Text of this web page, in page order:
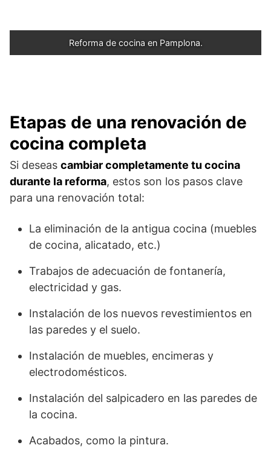
Reforma de cocina en Pamplona.
Etapas de una renovación de
cocina completa
Si deseas cambiar completamente tu cocina
durante la reforma, estos son los pasos clave
para una renovación total:
La eliminación de la antigua cocina (muebles
de cocina, alicatado, etc.)
Trabajos de adecuación de fontanería,
electricidad y gas.
Instalación de los nuevos revestimientos en
las paredes y el suelo.
Instalación de muebles, encimeras y
electrodomésticos.
Instalación del salpicadero en las paredes de
la cocina.
Acabados, como la pintura.